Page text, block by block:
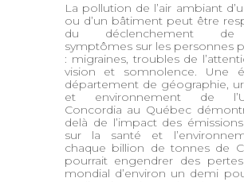
La pollution de l’air ambiant
ou d’un bâtiment peut être
du déclenchement de
symptômes sur les personnes
: migraines, troubles de
vision et somnolence. Une
département de géographie,
et environnement de
Concordia au Québec
delà de l’impact des
sur la santé et
chaque billion de tonnes de
pourrait engendrer des
mondial d’environ un demi